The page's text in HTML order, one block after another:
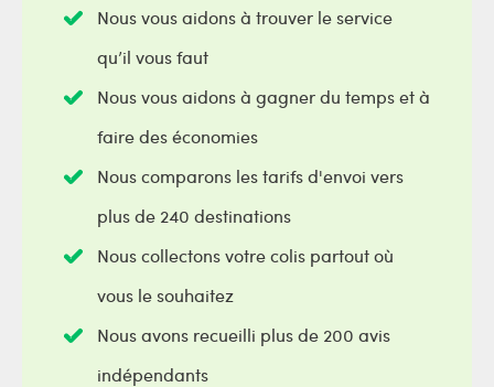
Nous vous aidons à trouver le service
qu’il vous faut
Nous vous aidons à gagner du temps et à
faire des économies
Nous comparons les tarifs d'envoi vers
plus de 240 destinations
Nous collectons votre colis partout où
vous le souhaitez
Nous avons recueilli plus de 200 avis
indépendants